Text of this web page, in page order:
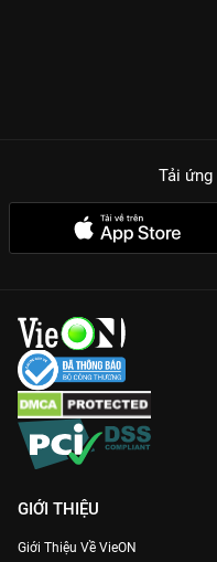
Tải ứng
GIỚI THIỆU
Giới Thiệu Về VieON